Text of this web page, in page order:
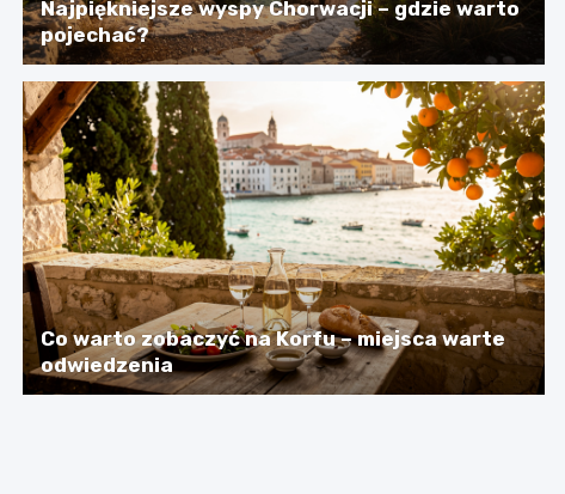
Najpiękniejsze wyspy Chorwacji – gdzie warto
pojechać?
Co warto zobaczyć na Korfu – miejsca warte
odwiedzenia